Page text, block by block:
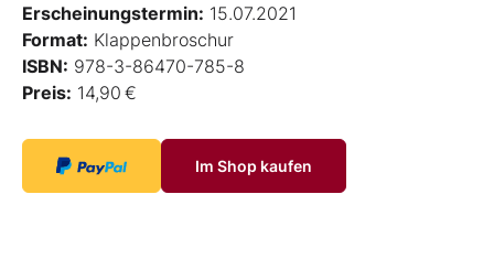
Erscheinungstermin: 15.07.2021
Format: Klappenbroschur
ISBN: 978-3-86470-785-8
Preis: 14,90 €
Im Shop kaufen